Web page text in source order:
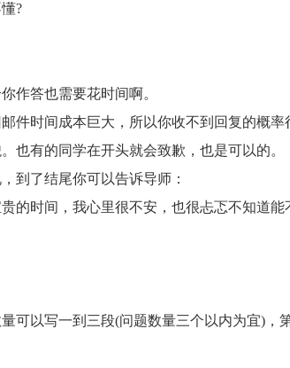
?
答也需要花时间啊。
时间成本巨大，所以你收不到回复的概率
也有的同学在开头就会致歉，也是可以的。
了结尾你可以告诉导师：
时间，我心里很不安，也很忐忑不知道能
以写一到三段(问题数量三个以内为宜)，